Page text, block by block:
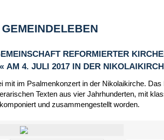
REFORMIERTER
AM 4. JULI 2017 IN DER
mit im Psalmenkonzert in der Nikolaikirche. Das
Texten aus vier Jahrhunderten, mit
und zusammengestellt worden.